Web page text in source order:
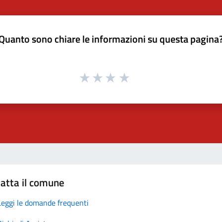
sono chiare le informazioni su questa
il comune
le domande frequenti